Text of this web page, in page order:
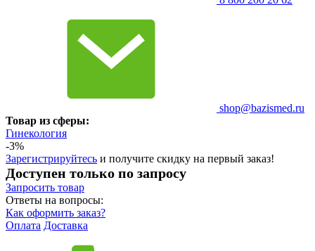
shop@bazismed.ru
Товар из сферы:
Гинекология
-3%
Зарегистрируйтесь и получите скидку на первый заказ!
Доступен только по запросу
Запросить товар
Ответы на вопросы:
Как оформить заказ?
Оплата Доставка